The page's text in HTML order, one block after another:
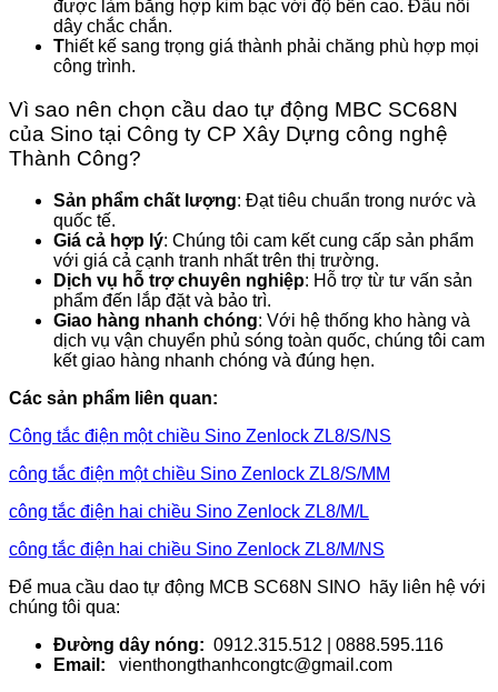
được làm bằng hợp kim bạc với độ bền cao. Đầu nối
dây chắc chắn.
Thiết kế sang trọng giá thành phải chăng phù hợp mọi
công trình.
Vì sao nên chọn cầu dao tự động MBC SC68N
của Sino tại Công ty CP Xây Dựng công nghệ
Thành Công?
Sản phẩm chất lượng: Đạt tiêu chuẩn trong nước và
quốc tế.
Giá cả hợp lý: Chúng tôi cam kết cung cấp sản phẩm
với giá cả cạnh tranh nhất trên thị trường.
Dịch vụ hỗ trợ chuyên nghiệp: Hỗ trợ từ tư vấn sản
phẩm đến lắp đặt và bảo trì.
Giao hàng nhanh chóng: Với hệ thống kho hàng và
dịch vụ vận chuyển phủ sóng toàn quốc, chúng tôi cam
kết giao hàng nhanh chóng và đúng hẹn.
Các sản phẩm liên quan:
Công tắc điện một chiều Sino Zenlock ZL8/S/NS
công tắc điện một chiều Sino Zenlock ZL8/S/MM
công tắc điện hai chiều Sino Zenlock ZL8/M/L
công tắc điện hai chiều Sino Zenlock ZL8/M/NS
Để mua cầu dao tự động MCB SC68N SINO hãy liên hệ với
chúng tôi qua:
Đường dây nóng: 0912.315.512 | 0888.595.116
Email: vienthongthanhcongtc@gmail.com